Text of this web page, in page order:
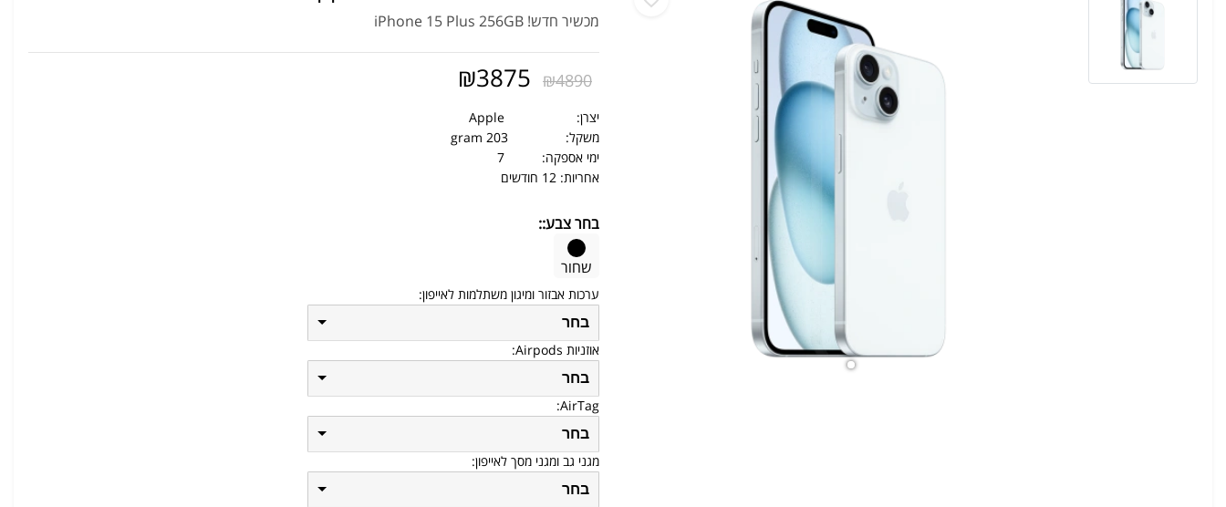
מכשיר חדש! iPhone 15 Plus 256GB
₪4890
₪3875
יצרן:
משקל:
203 gram
ימי אספקה:
אחריות: 12 חודשים
בחר צבע::
שחור
ערכות אבזור ומיגון משתלמות לאייפון:
בחר
אוזניות Airpods:
בחר
AirTag:
בחר
מגני גב ומגני מסך לאייפון:
בחר